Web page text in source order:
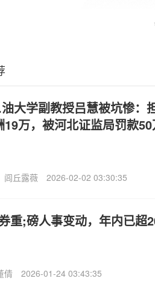
大学副教授吕慧被坑惨：
19万，被河北证监局罚款
闾丘露薇 2026-02-02 03:30:35
重;磅人事变动，年内已超
倩 2026-01-24 03:43:35